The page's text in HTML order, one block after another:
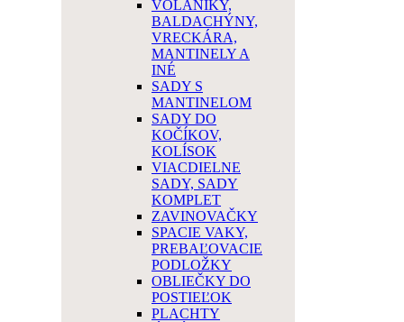
VOLÁNIKY,
BALDACHÝNY,
VRECKÁRA,
MANTINELY A
INÉ
SADY S
MANTINELOM
SADY DO
KOČÍKOV,
KOLÍSOK
VIACDIELNE
SADY, SADY
KOMPLET
ZAVINOVAČKY
SPACIE VAKY,
PREBAĽOVACIE
PODLOŽKY
OBLIEČKY DO
POSTIEĽOK
PLACHTY